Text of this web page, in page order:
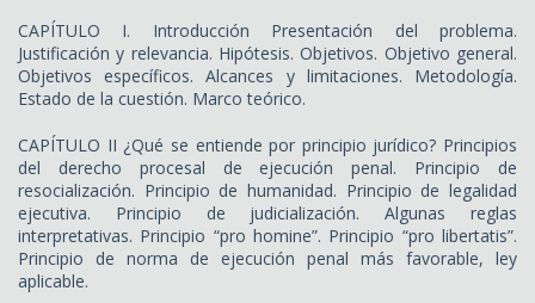
CAPÍTULO I. Introducción Presentación del problema.
Justificación y relevancia. Hipótesis. Objetivos. Objetivo general.
Objetivos específicos. Alcances y limitaciones. Metodología.
Estado de la cuestión. Marco teórico.
CAPÍTULO II ¿Qué se entiende por principio jurídico? Principios
del derecho procesal de ejecución penal. Principio de
resocialización. Principio de humanidad. Principio de legalidad
ejecutiva. Principio de judicialización. Algunas reglas
interpretativas. Principio “pro homine”. Principio “pro libertatis”.
Principio de norma de ejecución penal más favorable, ley
aplicable.